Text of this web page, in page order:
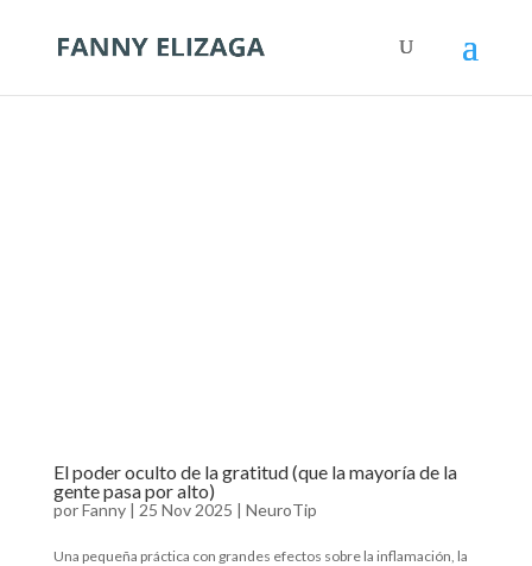
El poder oculto de la gratitud (que la mayoría de la
gente pasa por alto)
porFanny| 25 Nov 2025 | NeuroTip
Una pequeña práctica con grandes efectos sobre la inflamación, la